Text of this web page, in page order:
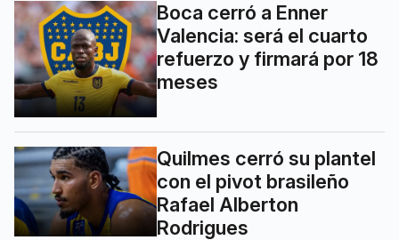
Boca cerró a Enner
Valencia: será el cuarto
refuerzo y firmará por 18
meses
Quilmes cerró su plantel
con el pivot brasileño
Rafael Alberton
Rodrigues